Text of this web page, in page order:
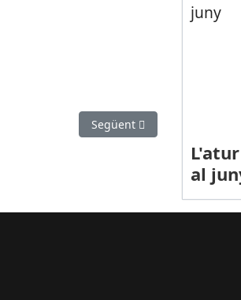
empresarial i associatiu de la ciutat
Article següent: La Guàrdia
Següent
al